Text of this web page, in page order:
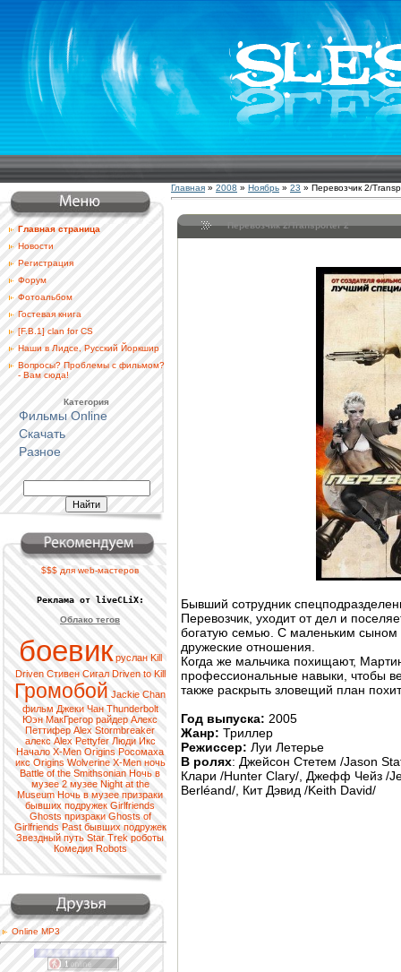
Главная страница
Новости
Регистрация
Форум
Фотоальбом
Гостевая книга
[F.B.1] clan for CS
Наши в Лидсе, Русский Йоркшир
Вопросы? Проблемы с фильмом?
- Вам сюда!
Категория
Фильмы Online
Скачать
Разное
$$$ для web-мастеров
Реклама от liveCLiX:
Облако тегов
боевик руслан Kill
Driven Стивен Сигал Driven to Kill
Громобой Jackie Chan
фильм Джеки Чан Thunderbolt
Юэн МакГрегор райдер Алекс
Петтифер Alex Stormbreaker
алекс Alex Pettyfer Люди Икс
Начало X-Men Origins Росомаха
икс Origins Wolverine X-Men ночь
Battle of the Smithsonian Ночь в
музее 2 музее Night at the
Museum Ночь в музее призраки
бывших подружек Girlfriends
Ghosts призраки Ghosts of
Girlfriends Past бывших подружек
Звездный путь Star Trek роботы
Комедия Robots
Online MP3
Главная » 2008 » Ноябрь » 23 » Перевозчик 2/
Перевозчик 2/Transporter 2
Бывший сотрудник
Перевозчик, уходит от дел и
богатую семью. С маленьким сыном
дружеские отношения.
Когда же мальчика похищают,
профессиональные навыки, чтобы
также раскрыть зловещий план
Год выпуска: 2005
Жанр: Триллер
Режиссер: Луи Летерье
В ролях: Джейсон Стетем /Jason
Клари /Hunter Clary/, Джефф Чейз /
Berléand/, Кит Дэвид /Keith David/